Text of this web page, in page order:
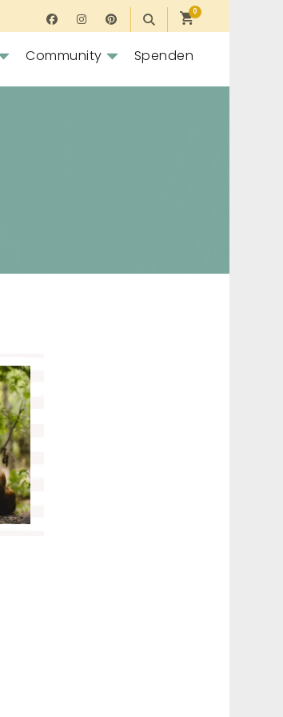
0
Community Spenden